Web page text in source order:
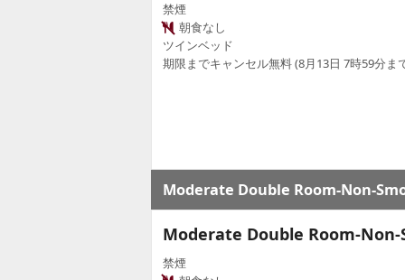
禁煙
朝食なし
ツインベッド
期限までキャンセル無料 (8月13日 7時59分ま
Moderate Double Room-Non-
Moderate Double Room-
禁煙